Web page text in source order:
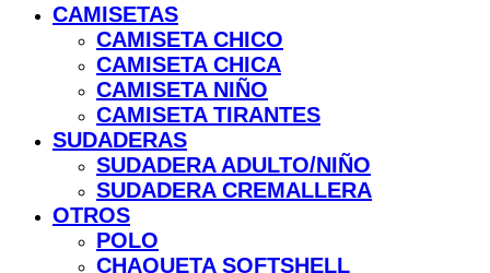
CAMISETAS
CAMISETA CHICO
CAMISETA CHICA
CAMISETA NIÑO
CAMISETA TIRANTES
SUDADERAS
SUDADERA ADULTO/NIÑO
SUDADERA CREMALLERA
OTROS
POLO
CHAQUETA SOFTSHELL